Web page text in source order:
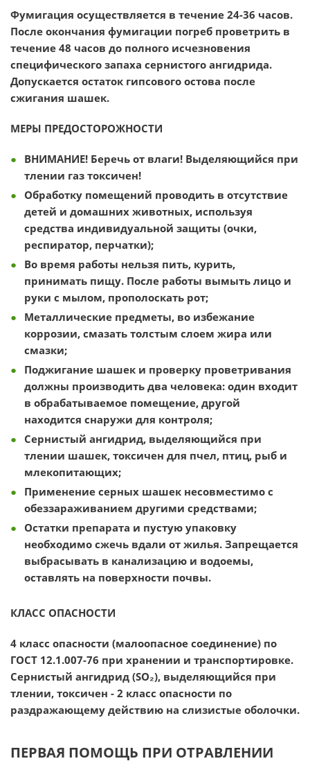
Фумигация осуществляется в течение 24-36 часов.
После окончания фумигации погреб проветрить в
течение 48 часов до полного исчезновения
специфического запаха сернистого ангидрида.
Допускается остаток гипсового остова после
сжигания шашек.
МЕРЫ ПРЕДОСТОРОЖНОСТИ
ВНИМАНИЕ! Беречь от влаги! Выделяющийся при
тлении газ токсичен!
Обработку помещений проводить в отсутствие
детей и домашних животных, используя
средства индивидуальной защиты (очки,
респиратор, перчатки);
Во время работы нельзя пить, курить,
принимать пищу. После работы вымыть лицо и
руки с мылом, прополоскать рот;
Металлические предметы, во избежание
коррозии, смазать толстым слоем жира или
смазки;
Поджигание шашек и проверку проветривания
должны производить два человека: один входит
в обрабатываемое помещение, другой
находится снаружи для контроля;
Сернистый ангидрид, выделяющийся при
тлении шашек, токсичен для пчел, птиц, рыб и
млекопитающих;
Применение серных шашек несовместимо с
обеззараживанием другими средствами;
Остатки препарата и пустую упаковку
необходимо сжечь вдали от жилья. Запрещается
выбрасывать в канализацию и водоемы,
оставлять на поверхности почвы.
КЛАСС ОПАСНОСТИ
4 класс опасности (малоопасное соединение) по
ГОСТ 12.1.007-76 при хранении и транспортировке.
Сернистый ангидрид (SO₂), выделяющийся при
тлении, токсичен - 2 класс опасности по
раздражающему действию на слизистые оболочки.
ПЕРВАЯ ПОМОЩЬ ПРИ ОТРАВЛЕНИИ